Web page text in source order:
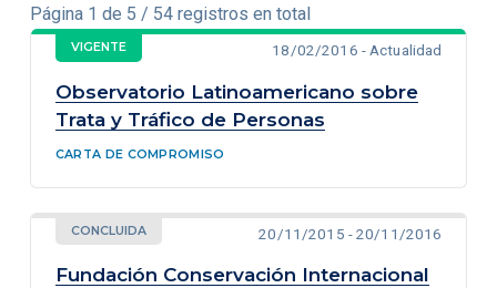
Página 1 de 5 / 54 registros en total
VIGENTE 18/02/2016 - Actualidad
Observatorio Latinoamericano sobre
Trata y Tráfico de Personas
CARTA DE COMPROMISO
CONCLUIDA 20/11/2015 - 20/11/2016
Fundación Conservación Internacional